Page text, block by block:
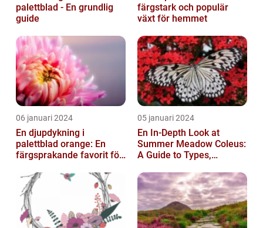
palettblad - En grundlig
guide
färgstark och populär
växt för hemmet
06 januari 2024
En djupdykning i
palettblad orange: En
färgsprakande favorit för
05 januari 2024
En In-Depth Look at
Summer Meadow Coleus:
A Guide to Types,
Historical Signific...